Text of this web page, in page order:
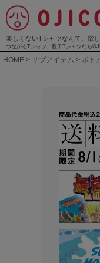
楽しくないTシャツなんて、欲し
つながるTシャツ、親子Tシャツなら
HOME サブアイテム ボト